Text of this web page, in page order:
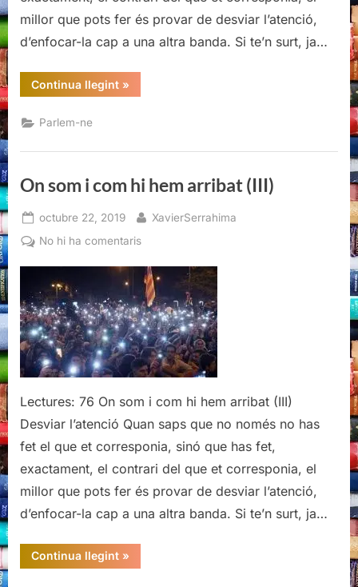
millor que pots fer és provar de desviar l’atenció,
d’enfocar-la cap a una altra banda. Si te’n surt, ja…
Continua llegint“On
som
arribat
»
Parlem-ne
On som i com hi hem arribat (III)
Posted
on
octubre 22, 2019 By
XavierSerrahima
No hi ha comentarisa
som
com
hi
hem
arribat
Lectures: 76 On som i com hi hem arribat (III)
Desviar l’atenció Quan saps que no només no has
fet el que et corresponia, sinó que has fet,
exactament, el contrari del que et corresponia, el
millor que pots fer és provar de desviar l’atenció,
d’enfocar-la cap a una altra banda. Si te’n surt, ja…
Continua llegint“On
som
»